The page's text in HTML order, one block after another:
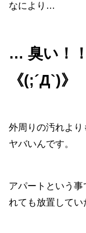
なにより…
… 臭い！！
《(;´Д`)》
外周りの汚れよ
ヤバいんです。
アパートという
れても放置してい